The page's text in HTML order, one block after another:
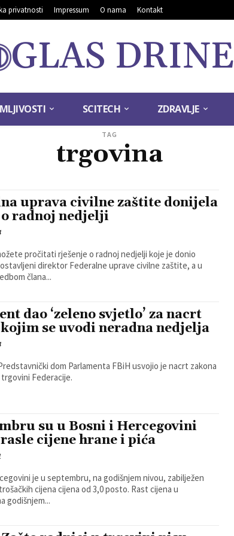
privatnosti Impressum O nama Kontakt
GLAS DRINE
SCITECH ZDRAVLJE
TAG
trgovina
uprava civilne zaštite donijela
radnoj nedjelji
pročitati rješenje o radnoj nedjelji koje je donio
direktor Federalne uprave civilne zaštite, a u
člana...
dao ‘zeleno svjetlo’ za nacrt
se uvodi neradna nedjelja
dom Parlamenta FBiH usvojio je nacrt zakona
Federacije.
su u Bosni i Hercegovini
cijene hrane i pića
je u septembru, na godišnjem nivou, zabilježen
cijena cijena od 3,0 posto. Rast cijena u
godišnjem...